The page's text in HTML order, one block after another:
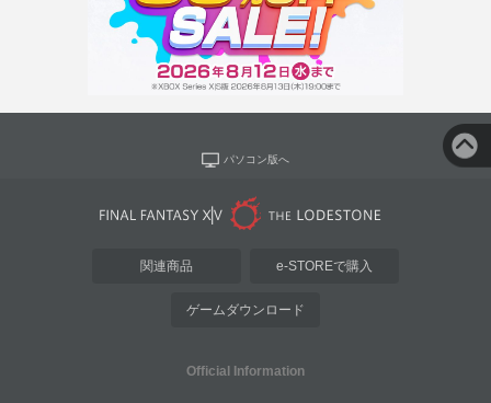
パソコン版へ
関連商品 e-STOREで購入
ゲームダウンロード
Official Information